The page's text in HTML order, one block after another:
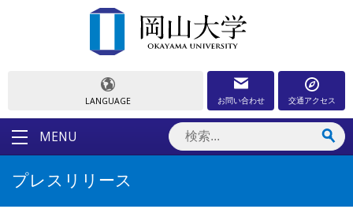
LANGUAGE お問い合わせ 交通アクセス
MENU
プレスリリース